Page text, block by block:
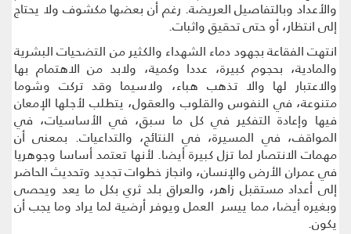
والأعداد وبالتفاصيل العريضة. رغم أن بعضها مكشوف ولا يحتاج
إلى انتظار، أو حتى تحقيق واثبات.
انتهت الفقاعة بجهود دماء الشهداء والكثير من التضحيات البشرية
والمادية، بحجوم كبيرة، عددا وكمية، ولابد من الاهتمام بها
والاعتبار لها والا تذهب هباء، ولاسيما وقد تركت وشوما
متنوعة، في النفوس والقلوب والعقول، يتطلب لأجلها الإمعان
فيها وإعادة التفكير في كل ما سبق، في الأساسيات، في
المواقف، في المسيرة، في النتائج، والتداعيات. بمعنى أن
مهمات الانتصار لما تزل كبيرة أيضا. لأنها تعتمد أساسا وجوهريا
في عمران الأرض والإنسان، وانجاز خطوات تجديد وتحديث الحاضر
إلى أعداد مستقبل زاهر، والعراق بلد ثري بكل ما يعد ويحصى
وبغيره أيضا، مما ييسر العمل ويوفر أرضية لما يراد وما يجب أن
يكون.